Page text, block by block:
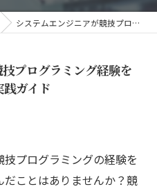
システムエンジニアが競技プログラミング経験を愛知県で活かすための実践ガイド
プログラミング経験を
ガイド
プログラミングの経験を
ことはありませんか？競